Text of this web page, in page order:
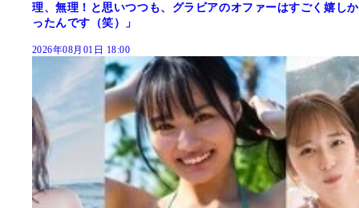
理、無理！と思いつつも、グラビアのオファーはすごく嬉しか
ったんです（笑）」
2026年08月01日 18:00